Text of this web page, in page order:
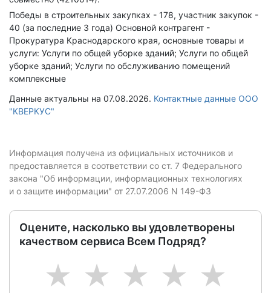
Победы в строительных закупках - 178, участник закупок -
40 (за последние 3 года) Основной контрагент -
Прокуратура Краснодарского края, основные товары и
услуги: Услуги по общей уборке зданий; Услуги по общей
уборке зданий; Услуги по обслуживанию помещений
комплексные
Данные актуальны на 07.08.2026. Контактные данные ООО
"КВЕРКУС"
Информация получена из официальных источников и
предоставляется в соответствии со ст. 7 Федерального
закона "Об информации, информационных технологиях
и о защите информации" от 27.07.2006 N 149-ФЗ
Оцените, насколько вы удовлетворены
качеством сервиса Всем Подряд?
5
4
3
2
1